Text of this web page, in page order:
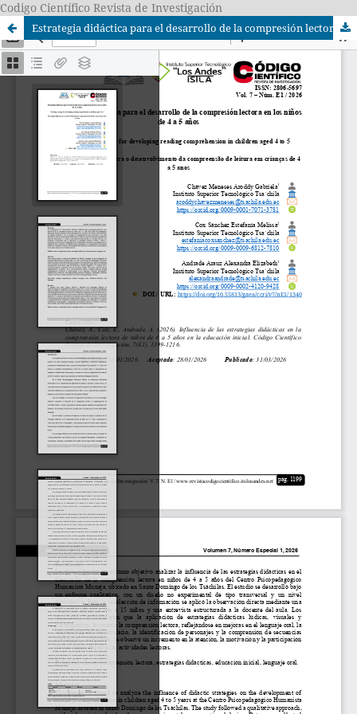
Codigo Científico Revista de Investigación
Estrategia didáctica para el desarrollo de la compresión lectora en los niños de 4 a 5 años